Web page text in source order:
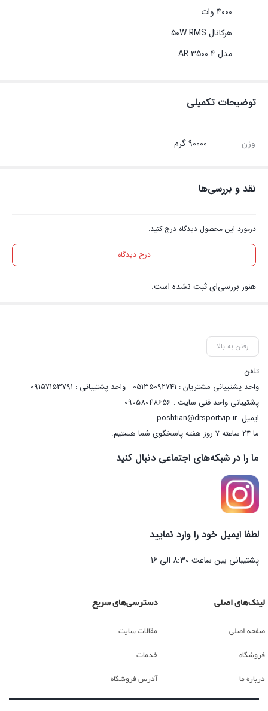
4000 وات
هرکانال 50W RMS
مدل AR 3500.4
توضیحات تکمیلی
وزن 90000 گرم
نقد و بررسی‌ها
درمورد این محصول دیدگاه درج کنید.
درج دیدگاه
هنوز بررسی‌ای ثبت نشده است.
رفتن به بالا
تلفن
واحد پشتیبانی مشتریان : 05135092741 - واحد پشتیبانی : 09157153791 -
پشتیبانی واحد فنی سایت : 09058048656
ایمیلposhtian@drsportvip.ir
ما 24 ساعته 7 روز هفته پاسخگوی شما هستیم.
ما را در شبکه‌های اجتماعی دنبال کنید
لطفا ایمیل خود را وارد نمایید
پشتیبانی بین ساعت 8:30 الی 16
لینک‌های اصلی
صفحه اصلی
فروشگاه
درباره ما
دسترسی‌های سریع
مقالات سایت
خدمات
آدرس فروشگاه